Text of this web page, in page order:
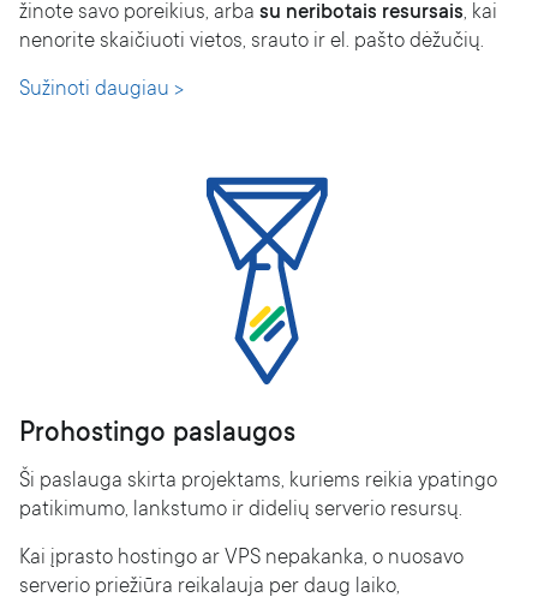
žinote savo poreikius, arba su neribotais resursais, kai
nenorite skaičiuoti vietos, srauto ir el. pašto dėžučių.
Sužinoti daugiau >
Prohostingo paslaugos
Ši paslauga skirta projektams, kuriems reikia ypatingo
patikimumo, lankstumo ir didelių serverio resursų.
Kai įprasto hostingo ar VPS nepakanka, o nuosavo
serverio priežiūra reikalauja per daug laiko,